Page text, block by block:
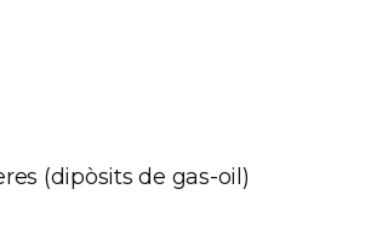
(dipòsits de gas-oil)